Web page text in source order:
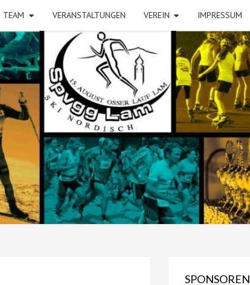
TEAM VERANSTALTUNGEN VEREIN IMPRESSUM
SPVGG
LAM SKI
SPONSOREN